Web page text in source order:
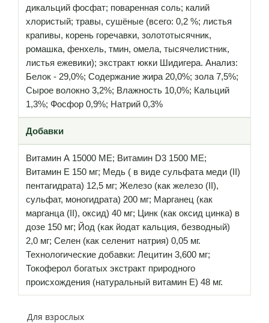
дикальций фосфат; поваренная соль; калий
хлористый; травы, сушёные (всего: 0,2 %; листья
крапивы, корень горечавки, золототысячник,
ромашка, фенхель, тмин, омела, тысячелистник,
листья ежевики); экстракт юкки Шидигера. Анализ:
Белок - 29,0%; Содержание жира 20,0%; зола 7,5%;
Сырое волокно 3,2%; Влажность 10,0%; Кальций
1,3%; Фосфор 0,9%; Натрий 0,3%
Добавки
Витамин А 15000 МЕ; Витамин D3 1500 МЕ;
Витамин Е 150 мг; Медь ( в виде сульфата меди (II)
пентагидрата) 12,5 мг; Железо (как железо (II),
сульфат, моногидрата) 200 мг; Марганец (как
марганца (II), оксид) 40 мг; Цинк (как оксид цинка) в
дозе 150 мг; Йод (как йодат кальция, безводный)
2,0 мг; Селен (как селенит натрия) 0,05 мг.
Технологические добавки: Лецитин 3,600 мг;
Токоферол богатых экстракт природного
происхождения (натуральный витамин Е) 48 мг.
Для взрослых